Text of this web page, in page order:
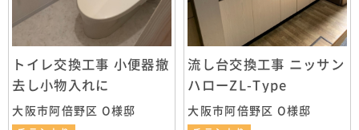
トイレ交換工事 小便器撤
去し小物入れに
大阪市阿倍野区 O様邸
流し台交換工事 ニッサン
ハローZL-Type
大阪市阿倍野区 O様邸